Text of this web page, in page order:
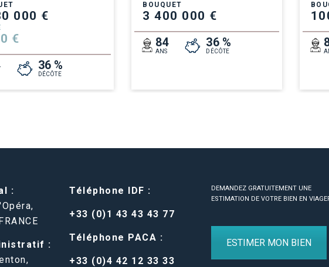
000 €
€
36 %
DÉCÔTE
BOUQUET
3 400 000 €
84
ANS
36 %
DÉCÔTE
:
:
Téléphone IDF :
+33 (0)1 43 43 43 77
Téléphone PACA :
+33 (0)4 42 12 33 33
DEMANDEZ GRATUITEMENT UNE
ESTIMATION DE VOTRE BIEN EN
ESTIMER MON BIEN